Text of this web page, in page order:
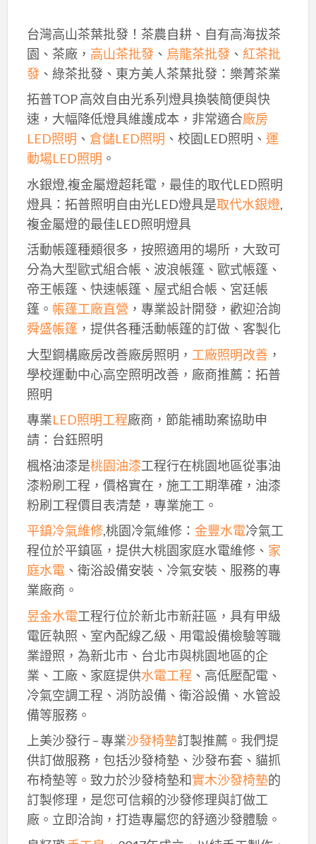
台灣高山茶葉批發！茶農自耕、自有高海拔茶
園、茶廠， 高山茶批發、 烏龍茶批發、 紅茶批
發、綠茶批發、東方美人茶葉批發：樂菁茶業
拓普TOP 高效自由光系列燈具換裝簡便與快
速，大幅降低燈具維護成本，非常適合廠房
LED照明 、 倉儲LED照明 、校園LED照明、 運
動場LED照明 。
水銀燈,複金屬燈超耗電，最佳的取代LED照明
燈具：拓普照明自由光LED燈具是取代水銀燈,
複金屬燈的最佳LED照明燈具
活動帳篷種類很多，按照適用的場所，大致可
分為大型歐式組合帳、波浪帳篷、歐式帳篷、
帝王帳篷、快速帳篷、屋式組合帳、宮廷帳
篷。 帳篷工廠直營 ，專業設計開發，歡迎洽詢
舜盛帳篷，提供各種活動帳篷的訂做、客製化
大型鋼構廠房改善廠房照明， 工廠照明改善，
學校運動中心高空照明改善，廠商推薦：拓普
照明
專業LED照明工程廠商，節能補助案協助申
請：台鈺照明
楓格油漆是桃園油漆工程行在桃園地區從事油
漆粉刷工程，價格實在，施工工期準確，油漆
粉刷工程價目表清楚，專業施工。
平鎮冷氣維修,桃園冷氣維修： 金豐水電冷氣工
程位於平鎮區，提供大桃園家庭水電維修、 家
庭水電、衛浴設備安裝、冷氣安裝、服務的專
業廠商。
昱金水電工程行位於新北市新莊區，具有甲級
電匠執照、室內配線乙級、用電設備檢驗等職
業證照，為新北市、台北市與桃園地區的企
業、工廠、家庭提供水電工程 、高低壓配電、
冷氣空調工程、消防設備、衛浴設備、水管設
備等服務。
上美沙發行 – 專業沙發椅墊訂製推薦。我們提
供訂做服務，包括沙發椅墊、沙發布套、貓抓
布椅墊等。致力於沙發椅墊和實木沙發椅墊的
訂製修理，是您可信賴的沙發修理與訂做工
廠。立即洽詢，打造專屬您的舒適沙發體驗。